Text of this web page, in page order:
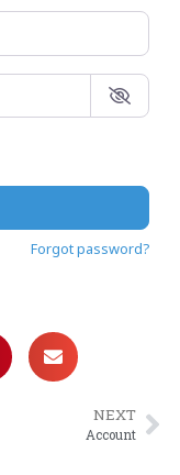
Forgot password?
NEXT
Account